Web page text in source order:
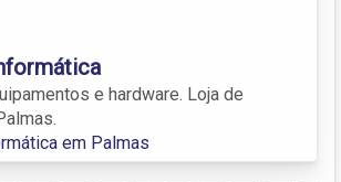
e hardware. Loja de
em Palmas